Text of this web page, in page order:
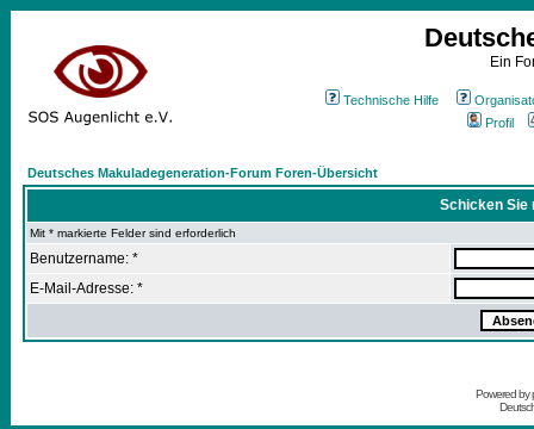
Ein
Technische Hilfe
Profil
Deutsches Makuladegeneration-Forum Foren-Übersicht
Schicken Sie
Mit * markierte Felder sind erforderlich
Benutzername: *
E-Mail-Adresse: *
Powered by